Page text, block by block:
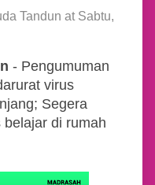
Tandun at Sabtu,
- Pengumuman
virus
Segera
di rumah